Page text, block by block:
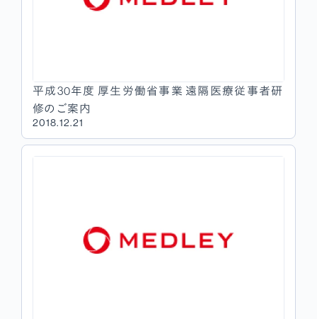
平成30年度 厚生労働省事業 遠隔医療従事者研
修のご案内
2018.12.21